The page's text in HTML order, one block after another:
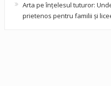
Arta pe înțelesul tuturor:
prietenos pentru familii și